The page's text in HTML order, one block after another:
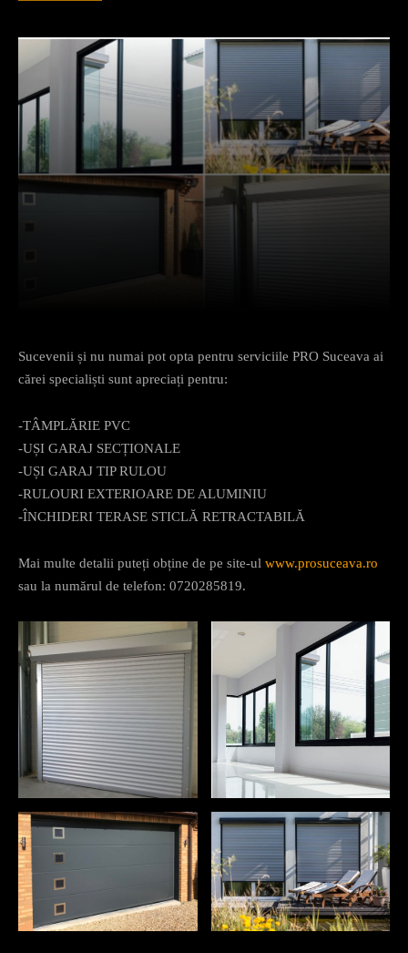
Sucevenii și nu numai pot opta pentru serviciile PRO Suceava ai
cărei specialiști sunt apreciați pentru:
-TÂMPLĂRIE PVC
-UȘI GARAJ SECȚIONALE
-UȘI GARAJ TIP RULOU
-RULOURI EXTERIOARE DE ALUMINIU
-ÎNCHIDERI TERASE STICLĂ RETRACTABILĂ
Mai multe detalii puteți obține de pe site-ul www.prosuceava.ro
sau la numărul de telefon: 0720285819.